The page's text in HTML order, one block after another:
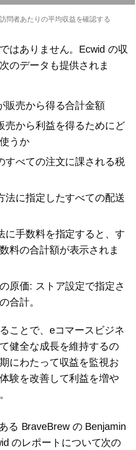
問者あたりの平均収益を確認する
はありません。Ecwid の収
のデータも提供されま
販売から得る合計金額
売から利益を得るためにど
うか
すべての注文に課される税
法に指定したすべての配送
に手数料を指定すると、す
料の合計額が表示されま
原価: ストア設定で指定さ
合計。
ことで、eコマースビジネ
健全な成長を維持するの
にわたって収益を監視お
験を改善して利益を増や
る BraveBrew の Benjamin
のレポートについて次の